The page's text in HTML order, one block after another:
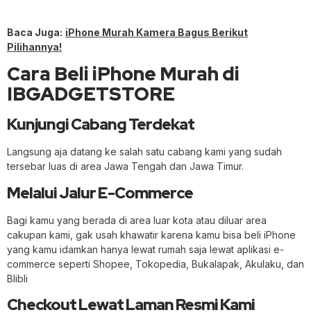
Baca Juga: iPhone Murah Kamera Bagus Berikut
Pilihannya!
Cara Beli iPhone Murah di
IBGADGETSTORE
Kunjungi Cabang Terdekat
Langsung aja datang ke salah satu cabang kami yang sudah
tersebar luas di area Jawa Tengah dan Jawa Timur.
Melalui Jalur E-Commerce
Bagi kamu yang berada di area luar kota atau diluar area
cakupan kami, gak usah khawatir karena kamu bisa beli iPhone
yang kamu idamkan hanya lewat rumah saja lewat aplikasi e-
commerce seperti Shopee, Tokopedia, Bukalapak, Akulaku, dan
Blibli
Checkout Lewat Laman Resmi Kami